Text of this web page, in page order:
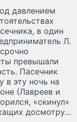
давлением
в один
Л.
превышали
Пасечник
в эту ночь на
(Лавреев и
«скинул»
досмотру…